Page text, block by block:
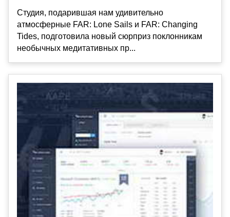
Студия, подарившая нам удивительно
атмосферные FAR: Lone Sails и FAR: Changing
Tides, подготовила новый сюрприз поклонникам
необычных медитативных пр...